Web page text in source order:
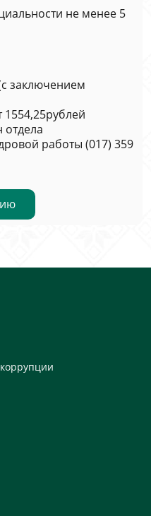
не менее 5
заключением
1554,25рублей
отдела
работы (017) 359